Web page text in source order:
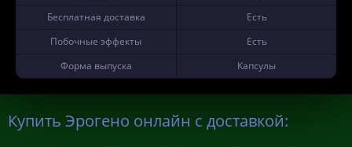
Бесплатная доставка
Есть
Побочные эффекты
Есть
Форма выпуска
Капсулы
Купить Эрогено онлайн с доставкой: